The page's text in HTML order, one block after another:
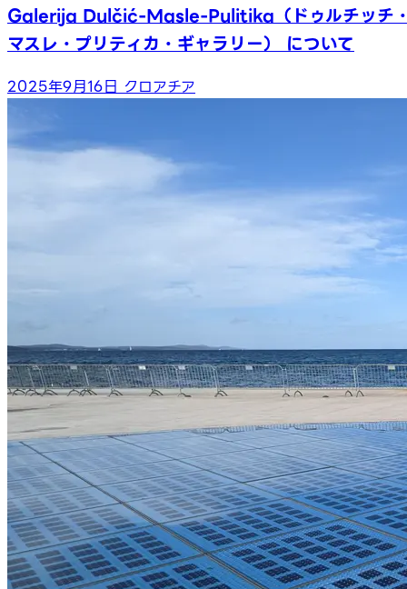
Galerija Dulčić-Masle-Pulitika（ドゥルチッチ
マスレ・プリティカ・ギャラリー） について
2025年9月16日 クロアチア